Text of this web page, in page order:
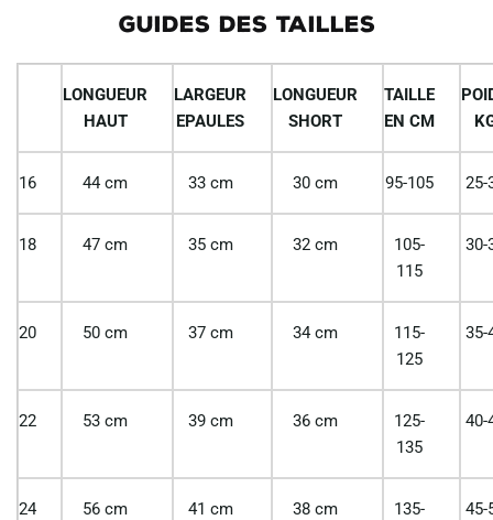
GUIDES DES TAILLES
LONGUEUR
HAUT
LARGEUR
EPAULES
LONGUEUR
SHORT
TAILLE
EN CM
16 44 cm 33 cm 30 cm 95-105 25-
18 47 cm 35 cm 32 cm
105-
115
30-
20 50 cm 37 cm 34 cm
115-
125
35-
22 53 cm 39 cm 36 cm
125-
135
40-
24 56 cm 41 cm 38 cm
135-
45-